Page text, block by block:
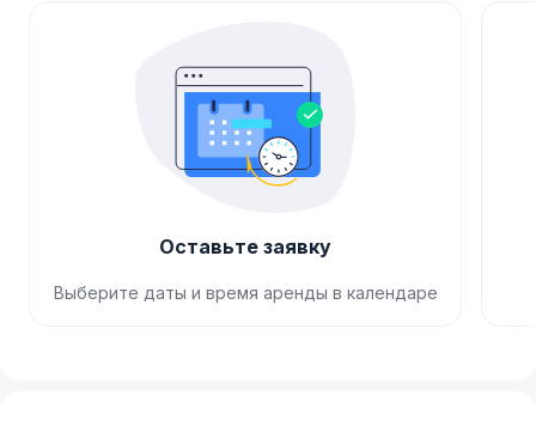
Оставьте заявку
Выберите даты и время аренды в календаре